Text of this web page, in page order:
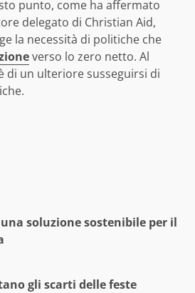
punto, come ha affermato
delegato di Christian Aid,
la necessità di politiche che
verso lo zero netto. Al
di un ulteriore susseguirsi di
soluzione sostenibile per il
gli scarti delle feste